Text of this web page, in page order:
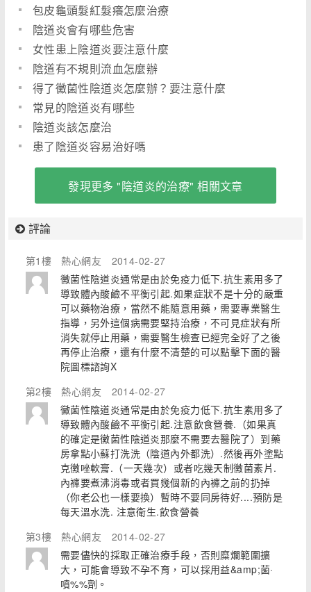
包皮龜頭髮紅髮癢怎麼治療
陰道炎會有哪些危害
女性患上陰道炎要注意什麼
陰道有不規則流血怎麼辦
得了黴菌性陰道炎怎麼辦？要注意什麼
常見的陰道炎有哪些
陰道炎該怎麼治
患了陰道炎容易治好嗎
發現更多 "陰道炎的治療" 相關文章
評論
第1樓 熱心網友
2014-02-27
黴菌性陰道炎通常是由於免疫力低下.抗生素用多了
導致體內酸鹼不平衡引起.如果症狀不是十分的嚴重
可以藥物治療，當然不能隨意用藥，需要專業醫生
指導，另外這個病需要堅持治療，不可見症狀有所
消失就停止用藥，需要醫生檢查已經完全好了之後
再停止治療，還有什麼不清楚的可以點擊下面的醫
院圖標諮詢X
第2樓
熱心網友
2014-02-27
黴菌性陰道炎通常是由於免疫力低下.抗生素用多了
導致體內酸鹼不平衡引起.注意飲食營養.（如果真
的確定是黴菌性陰道炎那麼不需要去醫院了）到藥
房拿點小蘇打洗洗（陰道內外都洗）.然後再外塗點
克黴唑軟膏.（一天幾次）或者吃幾天制黴菌素片.
內褲要煮沸消毒或者買幾個新的內褲之前的扔掉
（你老公也一樣要換）暫時不要同房待好....預防是
每天溫水洗. 注意衛生.飲食營養
第3樓
熱心網友
2014-02-27
需要儘快的採取正確治療手段，否則糜爛範圍擴
大，可能會導致不孕不育，可以採用益&amp;菌·
噴%%劑。